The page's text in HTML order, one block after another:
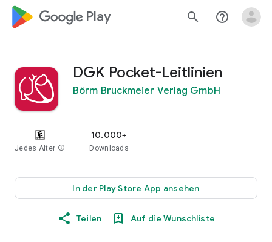
google_logo Play search help_outline
DGK Pocket-Leitlinien
Börm Bruckmeier Verlag GmbH
Jedes Alter info
10.000+
Downloads
In der Play Store App ansehen
Teilen Auf die Wunschliste